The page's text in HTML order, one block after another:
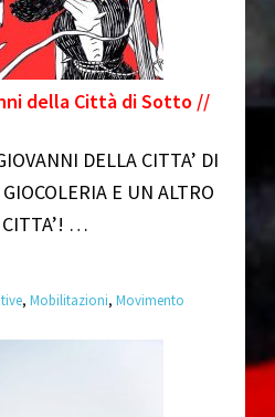
della Città di Sotto //
DELLA CITTA’ DI
E UN ALTRO
CITTA’! …
, Mobilitazioni, Movimento